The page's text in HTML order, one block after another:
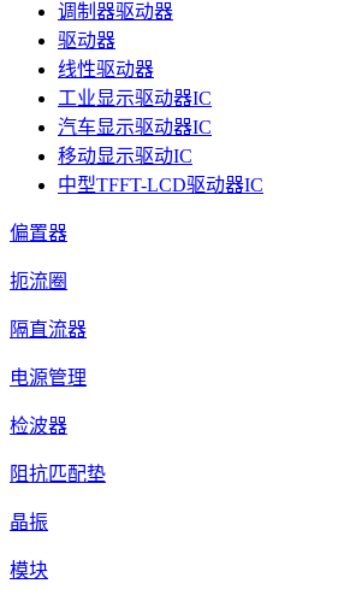
调制器驱动器
驱动器
线性驱动器
工业显示驱动器IC
汽车显示驱动器IC
移动显示驱动IC
中型TFFT-LCD驱动器IC
偏置器
扼流圈
隔直流器
电源管理
检波器
阻抗匹配垫
晶振
模块